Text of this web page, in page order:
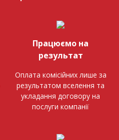
Працюємо на
результат
Оплата комісійних лише за
результатом вселення та
укладання договору на
послуги компанії